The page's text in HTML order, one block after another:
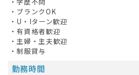
最近見た求人
お問い合わせ
掲載希望の方へ
・ブランクOK
・U・Iターン歓迎
・有資格者歓迎
・主婦・主夫歓迎
・制服貸与
勤務時間